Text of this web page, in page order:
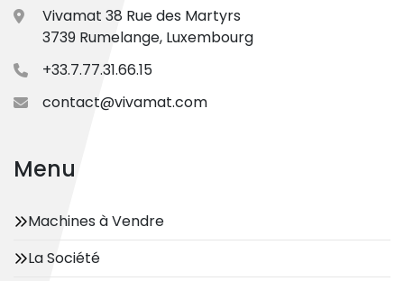
Vivamat 38 Rue des Martyrs
3739 Rumelange, Luxembourg
+33.7.77.31.66.15
contact@vivamat.com
Menu
Machines à Vendre
La Société